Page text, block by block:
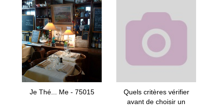
Je Thé... Me - 75015
Quels critères vérifier
avant de choisir un